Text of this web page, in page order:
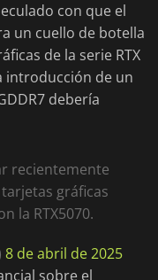
con que el
un cuello de botella
de la serie RTX
introducción de un
debería
recientemente
tarjetas gráficas
la RTX5070.
8 de abril de 2025
sobre el